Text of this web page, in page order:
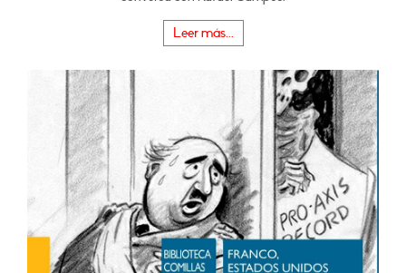
Leer más...